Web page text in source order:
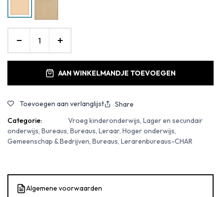
AAN WINKELMANDJE TOEVOEGEN
Toevoegen aan verlanglijst
Share
Categorie:
Vroeg kinderonderwijs, Lager en secundair
onderwijs, Bureaus, Bureaus, Leraar, Hoger onderwijs,
Gemeenschap & Bedrijven, Bureaus, Lerarenbureaus-CHAR
Algemene voorwaarden